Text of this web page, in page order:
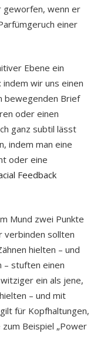
geworfen, wenn er
einer
Ebene ein
wir uns einen
bewegenden Brief
oder einen
ganz subtil lässt
indem man eine
oder eine
Feedback
Mund zwei Punkte
verbinden sollten
hielten – und
– stuften einen
ein als jene,
– und mit
für Kopfhaltungen,
Beispiel „Power